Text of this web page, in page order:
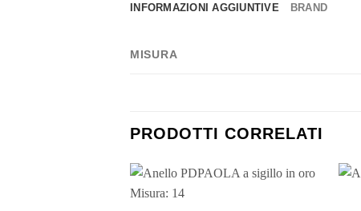
INFORMAZIONI AGGIUNTIVE BRAND
MISURA
PRODOTTI CORRELATI